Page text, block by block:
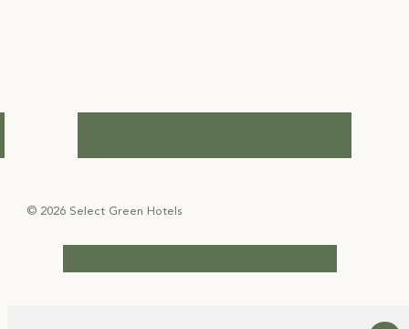
© 2026 Select Green Hotels